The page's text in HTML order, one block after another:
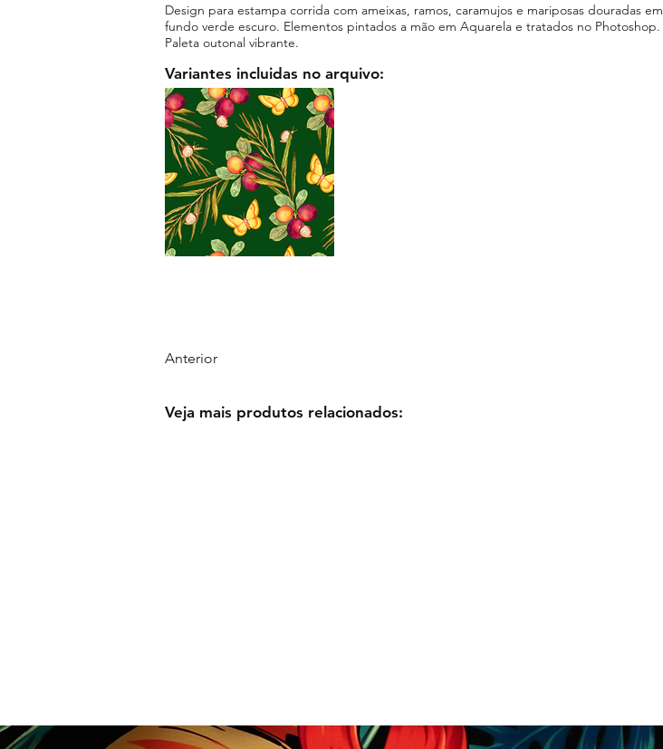
Design para estampa corrida com ameixas, ramos, caramujos e mariposas douradas em
fundo verde escuro. Elementos pintados a mão em Aquarela e tratados no Photoshop.
Paleta outonal vibrante.
Variantes incluidas no arquivo:
Anterior
Veja mais produtos relacionados: